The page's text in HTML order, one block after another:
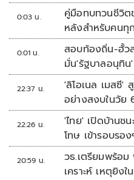
0:03 น.
คู่มือทบทวนชีวิต
หลังสำหรับคนทุ
0:01 น.
สอบท้องถิ่น-ฮั้ว
มั่น'รัฐบาลอนุทิน'
22:37 น.
'ลิโอเนล เมสซี'
อย่างสงบในวัย
22:26 น.
'ไทย' เปิดบ้านช
โทษ เข้ารอบรอ
20:59 น.
วธ.เตรียมพร้อม
เคราะห์ เหตุยิงใ